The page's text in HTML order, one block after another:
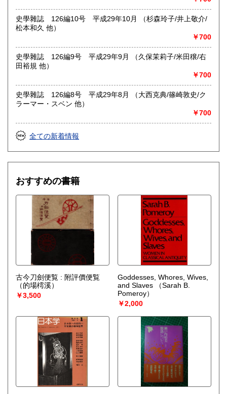
史學雜誌 126編10号 平成29年10月 （杉森玲子/井上敬介/
松本和久 他）
￥700
史學雜誌 126編9号 平成29年9月 （久保茉莉子/米田穣/右
田裕規 他）
￥700
史學雜誌 126編8号 平成29年8月 （大西克典/篠崎敦史/ク
ラーマー・スベン 他）
￥700
全ての新着情報
おすすめの書籍
古今刀劍便覧 : 附評價便覧
（的場樗溪）
￥3,500
Goddesses, Whores, Wives,
and Slaves
（Sarah B.
Pomeroy）
￥2,000